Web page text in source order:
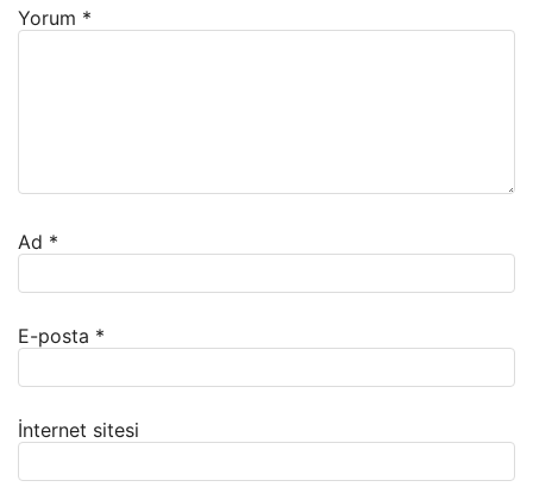
Yorum *
Ad *
E-posta *
İnternet sitesi